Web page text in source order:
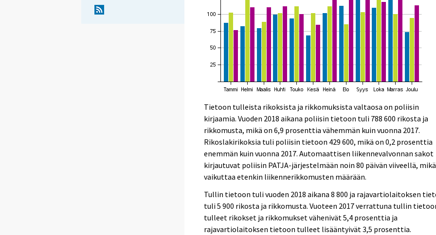
Tietoon tulleista rikoksista ja rikkomuksista valtaosa on poliisin
kirjaamia. Vuoden 2018 aikana poliisin tietoon tuli 788 600 rikosta ja
rikkomusta, mikä on 6,9 prosenttia vähemmän kuin vuonna 2017.
Rikoslakirikoksia tuli poliisin tietoon 429 600, mikä on 0,2 prosenttia
enemmän kuin vuonna 2017. Automaattisen liikennevalvonnan sakot
kirjautuvat poliisin PATJA-järjestelmään noin 80 päivän viiveellä, mikä
vaikuttaa etenkin liikennerikkomusten määrään.
Tullin tietoon tuli vuoden 2018 aikana 8 800 ja rajavartiolaitoksen
tuli 5 900 rikosta ja rikkomusta. Vuoteen 2017 verrattuna tullin
tulleet rikokset ja rikkomukset vähenivät 5,4 prosenttia ja
rajavartiolaitoksen tietoon tulleet lisääntyivät 3,5 prosenttia.